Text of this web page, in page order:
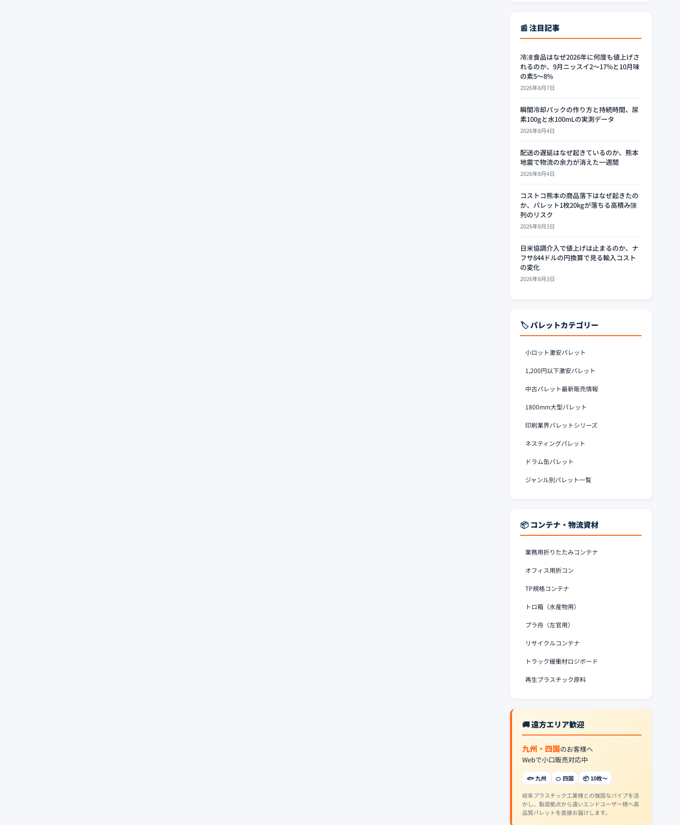
📰 注目記事
冷凍食品はなぜ2026年に何度も値上げさ
れるのか、9月ニッスイ2〜17%と10月味
の素5〜8%
2026年8月7日
瞬間冷却パックの作り方と持続時間、尿
素100gと水100mLの実測データ
2026年8月4日
配送の遅延はなぜ起きているのか、熊本
地震で物流の余力が消えた一週間
2026年8月4日
コストコ熊本の商品落下はなぜ起きたの
か、パレット1枚20kgが落ちる高積み陳
列のリスク
2026年8月3日
日米協調介入で値上げは止まるのか、ナ
フサ844ドルの円換算で見る輸入コスト
の変化
2026年8月3日
🏷️ パレットカテゴリー
小ロット激安パレット
1,200円以下激安パレット
中古パレット最新販売情報
1800mm大型パレット
印刷業界パレットシリーズ
ネスティングパレット
ドラム缶パレット
ジャンル別パレット一覧
📦 コンテナ・物流資材
業務用折りたたみコンテナ
オフィス用折コン
TP規格コンテナ
トロ箱（水産物用）
プラ舟（左官用）
リサイクルコンテナ
トラック緩衝材ロジボード
再生プラスチック原料
🚚 遠方エリア歓迎
九州・四国のお客様へ
Webで小口販売対応中
🐟 九州 🍊 四国 📦 10枚〜
岐阜プラスチック工業様との強固なパイプを活
かし、製造拠点から遠いエンドユーザー様へ高
品質パレットを直接お届けします。